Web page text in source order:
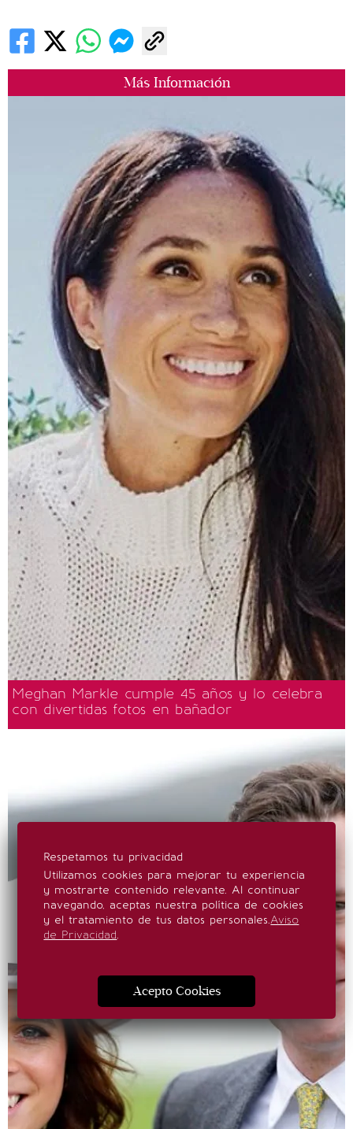
Más Información
Meghan Markle cumple 45 años y lo celebra
con divertidas fotos en bañador
Respetamos tu privacidad
Utilizamos cookies para mejorar tu experiencia
y mostrarte contenido relevante. Al continuar
navegando, aceptas nuestra política de cookies
y el tratamiento de tus datos personales.Aviso
de Privacidad.
Acepto Cookies